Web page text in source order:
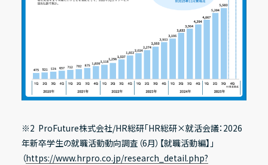
FAQ
IRに関するお問い合わせ
※2 ProFuture株式会社/HR総研「HR総研×就活会議：2026
年新卒学生の就職活動動向調査（6月）【就職活動編】」
（https://www.hrpro.co.jp/research_detail.php?